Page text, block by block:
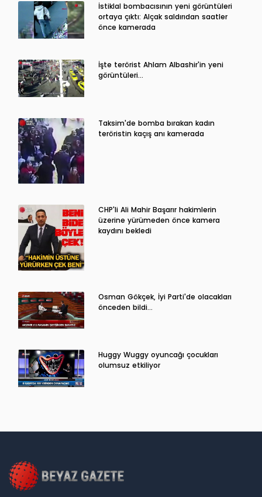
İstiklal bombacısının yeni görüntüleri
ortaya çıktı: Alçak saldırıdan saatler
önce kamerada
İşte terörist Ahlam Albashir'in yeni
görüntüleri…
Taksim'de bomba bırakan kadın
teröristin kaçış anı kamerada
CHP'li Ali Mahir Başarır hakimlerin
üzerine yürümeden önce kamera
kaydını bekledi
Osman Gökçek, İyi Parti'de olacakları
önceden bildi...
Huggy Wuggy oyuncağı çocukları
olumsuz etkiliyor